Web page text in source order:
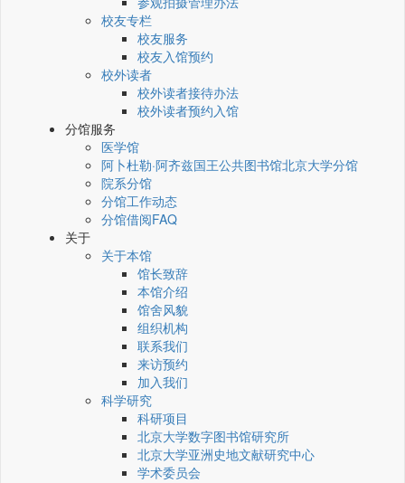
校友专栏
校友服务
校友入馆预约
校外读者
校外读者接待办法
校外读者预约入馆
分馆服务
医学馆
阿卜杜勒·阿齐兹国王公共图书馆北京大学分馆
院系分馆
分馆工作动态
分馆借阅FAQ
关于
关于本馆
馆长致辞
本馆介绍
馆舍风貌
组织机构
联系我们
来访预约
加入我们
科学研究
科研项目
北京大学数字图书馆研究所
北京大学亚洲史地文献研究中心
学术委员会